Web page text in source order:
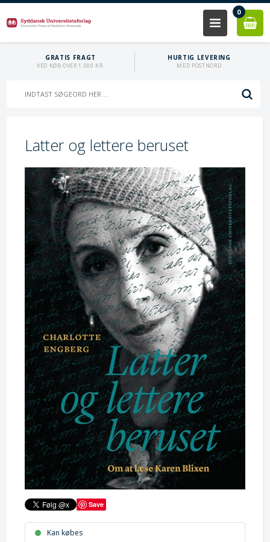
0
GRATIS FRAGT
VED KØB OVER 1.000 KR.
HURTIG LEVERING
MED POSTNORD
Latter og lettere beruset
Save
Kan købes